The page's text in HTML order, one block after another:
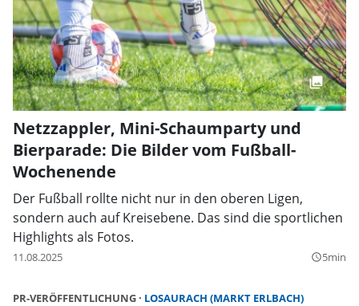
Netzzappler, Mini-Schaumparty und
Bierparade: Die Bilder vom Fußball-
Wochenende
Der Fußball rollte nicht nur in den oberen Ligen,
sondern auch auf Kreisebene. Das sind die sportlichen
Highlights als Fotos.
11.08.2025 query_builder5min
PR-VERÖFFENTLICHUNG LOSAURACH (MARKT ERLBACH)